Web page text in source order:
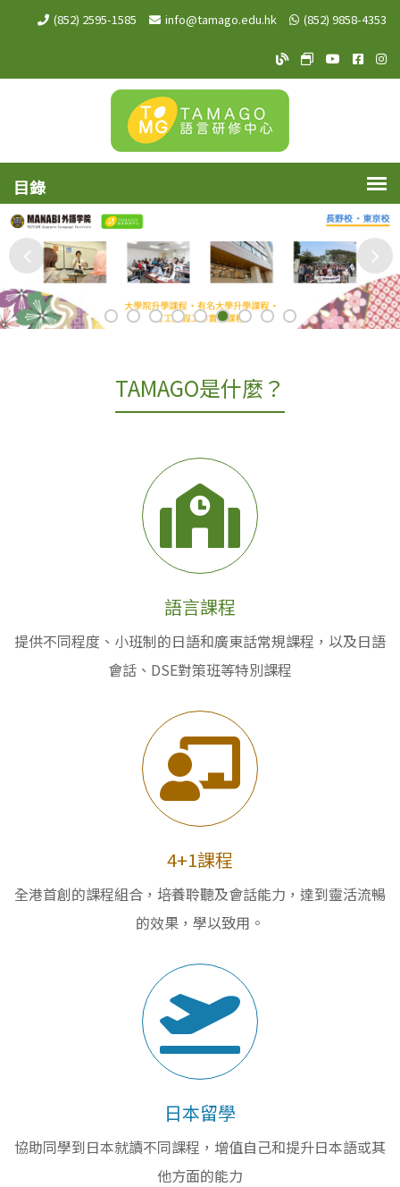
(852) 2595-1585 info@tamago.edu.hk (852) 9858-4353
TAMAGO Blog
TAMAGO MeWe
TAMAGO
TAMAGO是什麼？
語言課程
提供不同程度、小班制的日語和廣東話常規課程，以及日語
會話、DSE對策班等特別課程
4+1課程
全港首創的課程組合，培養聆聽及會話能力，達到靈活流暢
的效果，學以致用。
日本留學
協助同學到日本就讀不同課程，增值自己和提升日本語或其
他方面的能力